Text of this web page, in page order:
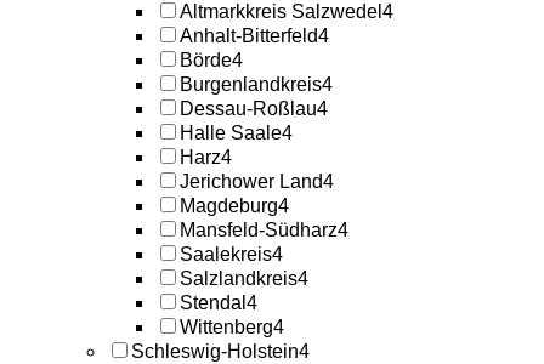
Altmarkkreis Salzwedel 4
Anhalt-Bitterfeld4
Börde4
Burgenlandkreis4
Dessau-Roßlau4
Halle Saale4
Harz4
Jerichower Land4
Magdeburg4
Mansfeld-Südharz4
Saalekreis4
Salzlandkreis4
Stendal 4
Wittenberg4
Schleswig-Holstein4